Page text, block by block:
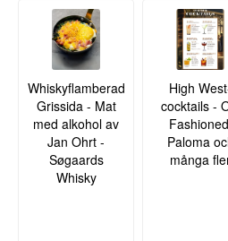
Whiskyflamberad
Grissida - Mat
med alkohol av
Jan Ohrt -
Søgaards
Whisky
High
cocktails -
Paloma
många